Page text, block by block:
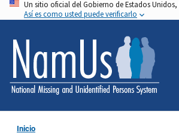
Pasar
al
contenido
principal
Un sitio oficial del Gobierno de Estados
Así es como usted puede verificarlo
Inicio